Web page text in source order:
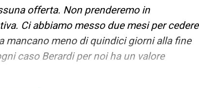
offerta. Non prenderemo in
Ci abbiamo messo due mesi per cedere
mancano meno di quindici giorni alla fine
caso Berardi per noi ha un valore